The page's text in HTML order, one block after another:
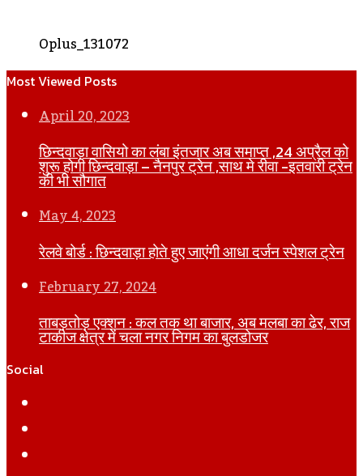
Oplus_131072
Most Viewed Posts
April 20, 2023
छिन्दवाड़ा वासियो का लंबा इंतजार अब समाप्त ,24 अप्रैल को
शुरू होगी छिन्दवाड़ा – नैनपुर ट्रेन ,साथ मे रीवा -इतवारी ट्रेन
की भी सौगात
May 4, 2023
रेलवे बोर्ड : छिन्दवाड़ा होते हुए जाएंगी आधा दर्जन स्पेशल ट्रेन
February 27, 2024
ताबड़तोड़ एक्शन : कल तक था बाजार, अब मलबा का ढेर, राज
टाकीज क्षेत्र में चला नगर निगम का बुलडोजर
Social